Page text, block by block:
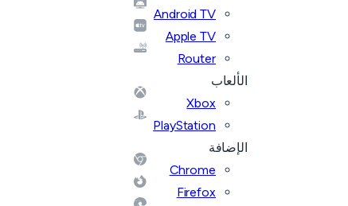
Android TV
Apple TV
Router
الألعاب
Xbox
PlayStation
الإضافة
Chrome
Firefox